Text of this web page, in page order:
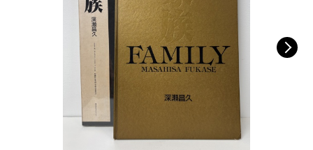
PRIVACY POLICY
INSTAGRAM
PUBLISHING
TWITTER
FACEBOOK
YOUTUBE